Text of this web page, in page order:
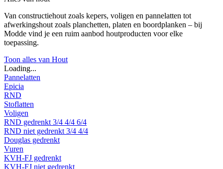
Van constructiehout zoals kepers, voligen en pannelatten tot
afwerkingshout zoals planchetten, platen en boordplanken – bij
Modde vind je een ruim aanbod houtproducten voor elke
toepassing.
Toon alles van Hout
Loading...
Pannelatten
Epicia
RND
Stoflatten
Voligen
RND gedrenkt 3/4 4/4 6/4
RND niet gedrenkt 3/4 4/4
Douglas gedrenkt
Vuren
KVH-FJ gedrenkt
KVH-FJ niet gedrenkt